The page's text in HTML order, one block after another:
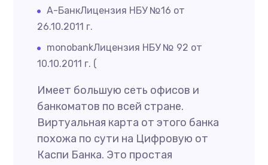
А-БанкЛицензия НБУ №16 от
26.10.2011 г.
monobankЛицензия НБУ № 92 от
10.10.2011 г. (
Имеет большую сеть офисов и
банкоматов по всей стране.
Виртуальная карта от этого банка
похожа по сути на Цифровую от
Каспи Банка. Это простая